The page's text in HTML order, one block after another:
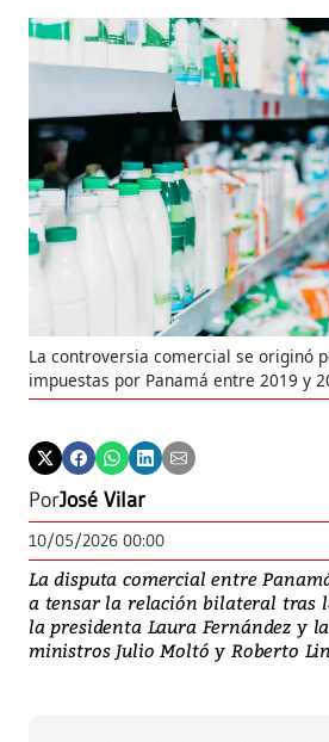
La controversia comercial se originó
impuestas por Panamá entre 2019 y
PorJosé Vilar
10/05/2026 00:00
La disputa comercial entre
a tensar la relación bilateral tras
la presidenta Laura Fernández y
ministros Julio Moltó y Roberto